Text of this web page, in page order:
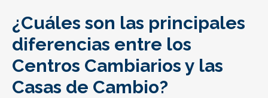
¿Cuáles son las principales
diferencias entre los
Centros Cambiarios y las
Casas de Cambio?